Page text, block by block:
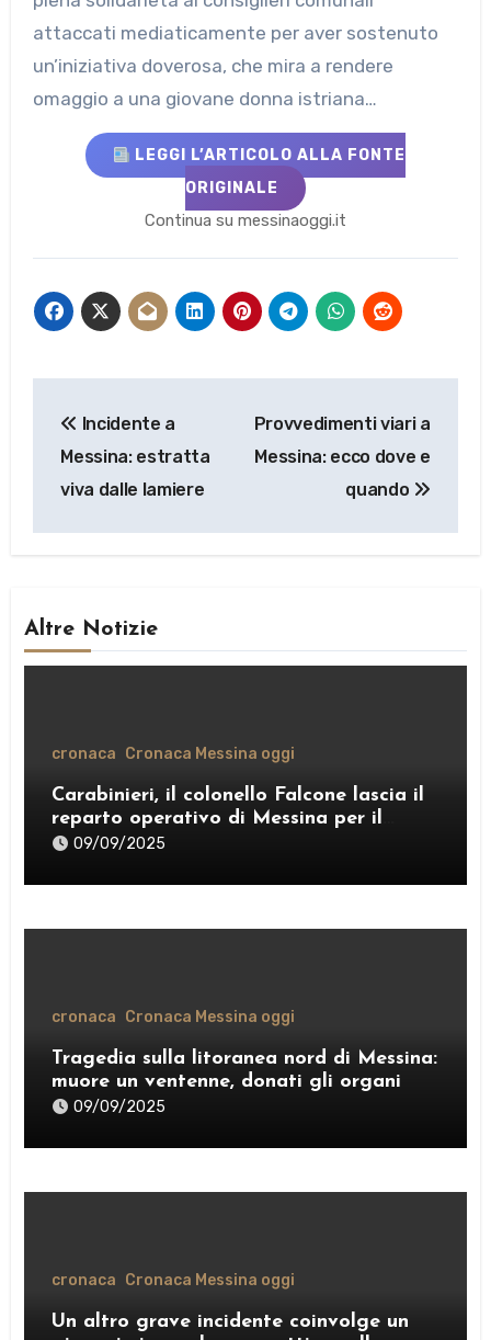
attaccati mediaticamente per aver sostenuto
un’iniziativa doverosa, che mira a rendere
omaggio a una giovane donna istriana…
LEGGI L’ARTICOLO ALLA FONTE
ORIGINALE
Continua su messinaoggi.it
articoli
Incidente a
Messina: estratta
viva dalle lamiere
Provvedimenti viari a
Messina: ecco dove e
quando
Altre Notizie
cronaca Cronaca Messina oggi
Carabinieri, il colonello Falcone lascia il
reparto operativo di Messina per il
comando provinciale di Como
09/09/2025
cronaca Cronaca Messina oggi
Tragedia sulla litoranea nord di Messina:
muore un ventenne, donati gli organi
09/09/2025
cronaca Cronaca Messina oggi
Un altro grave incidente coinvolge un